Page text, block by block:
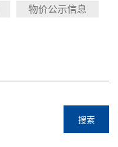
物价公示信息
搜索